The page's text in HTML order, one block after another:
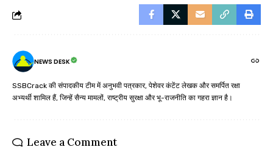
NEWS DESK
SSBCrack की संपादकीय टीम में अनुभवी पत्रकार, पेशेवर कंटेंट लेखक और समर्पित रक्षा
अभ्यर्थी शामिल हैं, जिन्हें सैन्य मामलों, राष्ट्रीय सुरक्षा और भू-राजनीति का गहरा ज्ञान है।
Leave a Comment